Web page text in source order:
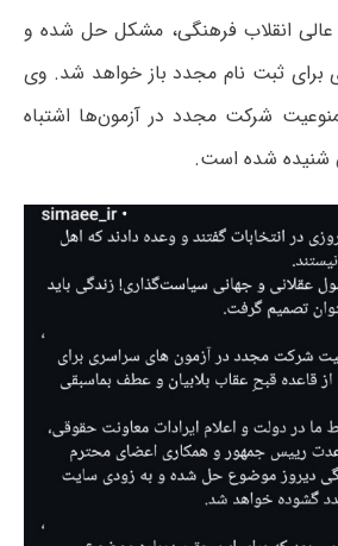
انقلاب فرهنگی، مشکل حل شده و
ثبت نام مجدد باز خواهد شد. وی
شرکت مجدد در آزمون‌ها اشتباه
شنیده شده است.